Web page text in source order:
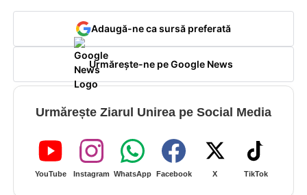
Adaugă-ne ca sursă preferată
Urmărește-ne pe Google News
Urmărește Ziarul Unirea pe Social Media
YouTube Instagram WhatsApp Facebook X TikTok